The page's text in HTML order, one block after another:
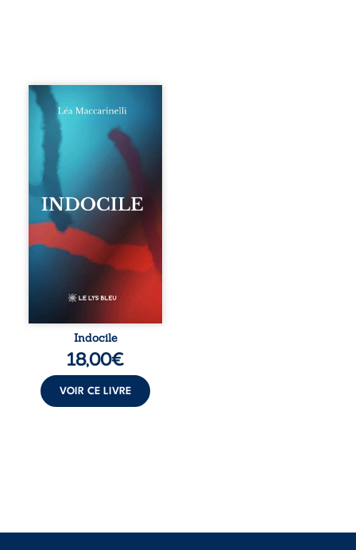
Quatre parties.
Quatre refus.
Quatre visages
d’une existence en
friction. Entre les
silences qu’on ne
déchiffre pas, les
amours qu’on
dérange, les corps
qu’on administre
et les liens qu’on
sabote, cet
ouvrage parle à
vivent trop fort,
trop vrai, trop tôt.
traversée. Une
langue nue. Une
insurrection
calme. Une
déclaration
d’existence pour ...
Indocile
18,00€
VOIR CE LIVRE